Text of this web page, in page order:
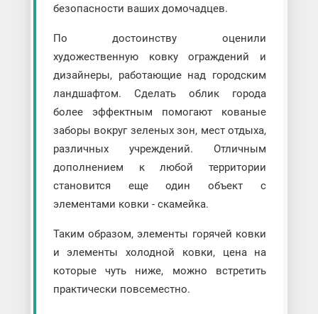
безопасности ваших домочадцев.
По достоинству оценили
художественную ковку ограждений и
дизайнеры, работающие над городским
ландшафтом. Сделать облик города
более эффектным помогают кованые
заборы вокруг зеленых зон, мест отдыха,
различных учреждений. Отличным
дополнением к любой территории
становится еще один объект с
элементами ковки - скамейка.
Таким образом, элементы горячей ковки
и элементы холодной ковки, цена на
которые чуть ниже, можно встретить
практически повсеместно.